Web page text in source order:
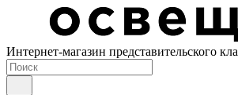
Интернет-магазин представительского